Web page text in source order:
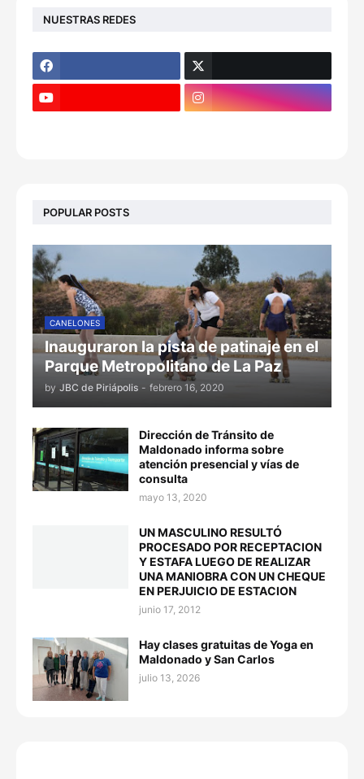
NUESTRAS REDES
POPULAR POSTS
CANELONES
Inauguraron la pista de patinaje en el
Parque Metropolitano de La Paz
by JBC de Piriápolis - febrero 16, 2020
Dirección de Tránsito de
Maldonado informa sobre
atención presencial y vías de
consulta
mayo 13, 2020
UN MASCULINO RESULTÓ
PROCESADO POR RECEPTACION
Y ESTAFA LUEGO DE REALIZAR
UNA MANIOBRA CON UN CHEQUE
EN PERJUICIO DE ESTACION
junio 17, 2012
Hay clases gratuitas de Yoga en
Maldonado y San Carlos
julio 13, 2026